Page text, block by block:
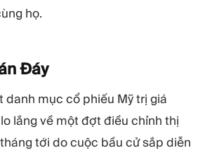
họ.
Đáy
danh mục cổ phiếu Mỹ trị giá
lắng về một đợt điều chỉnh thị
tới do cuộc bầu cử sắp diễn